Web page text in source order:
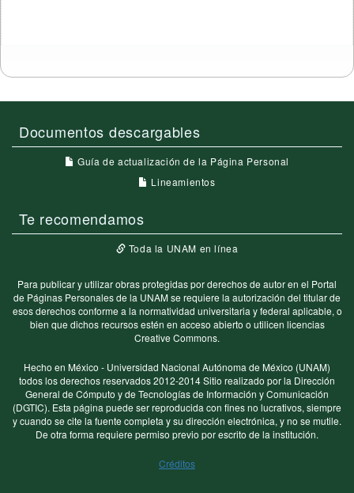
Documentos descargables
Guía de actualización de la Página Personal
Lineamientos
Te recomendamos
Toda la UNAM en línea
Para publicar y utilizar obras protegidas por derechos de autor en el Portal
de Páginas Personales de la UNAM se requiere la autorización del titular de
esos derechos conforme a la normatividad universitaria y federal aplicable, o
bien que dichos recursos estén en acceso abierto o utilicen licencias
Creative Commons.
Hecho en México - Universidad Nacional Autónoma de México (UNAM)
todos los derechos reservados 2012-2014 Sitio realizado por la Dirección
General de Cómputo y de Tecnologías de Información y Comunicación
(DGTIC). Esta página puede ser reproducida con fines no lucrativos, siempre
y cuando se cite la fuente completa y su dirección electrónica, y no se mutile.
De otra forma requiere permiso previo por escrito de la institución.
Créditos